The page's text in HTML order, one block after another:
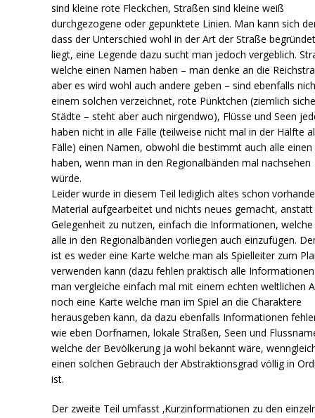
sind kleine rote Fleckchen, Straßen sind kleine weiß
durchgezogene oder gepunktete Linien. Man kann sich
dass der Unterschied wohl in der Art der Straße
liegt, eine Legende dazu sucht man jedoch vergeblich.
welche einen Namen haben – man denke an die
aber es wird wohl auch andere geben – sind ebenfalls
einem solchen verzeichnet, rote Pünktchen (ziemlich
Städte – steht aber auch nirgendwo), Flüsse und Seen
haben nicht in alle Fälle (teilweise nicht mal in der Hälfte
Fälle) einen Namen, obwohl die bestimmt auch alle einen
haben, wenn man in den Regionalbänden mal nachsehen
würde.
Leider wurde in diesem Teil lediglich altes schon
Material aufgearbeitet und nichts neues gemacht, anstatt
Gelegenheit zu nutzen, einfach die Informationen,
alle in den Regionalbänden vorliegen auch einzufügen.
ist es weder eine Karte welche man als Spielleiter zum
verwenden kann (dazu fehlen praktisch alle
man vergleiche einfach mal mit einem echten weltlichen
noch eine Karte welche man im Spiel an die Charaktere
herausgeben kann, da dazu ebenfalls Informationen
wie eben Dorfnamen, lokale Straßen, Seen und
welche der Bevölkerung ja wohl bekannt wäre,
einen solchen Gebrauch der Abstraktionsgrad völlig in
ist.
Der zweite Teil umfasst ‚Kurzinformationen zu den